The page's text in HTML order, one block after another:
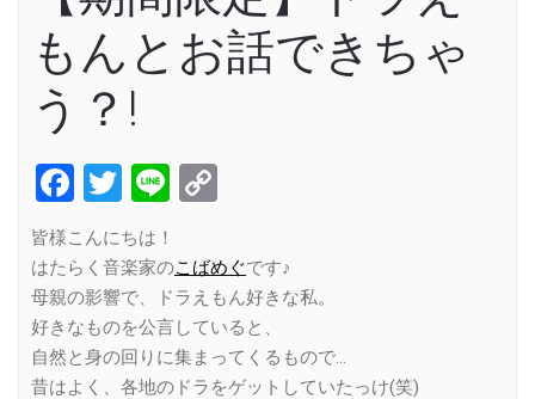
もんとお話できちゃ
う？!
Facebook
Twitter
Line
皆様こんにちは！
はたらく音楽家のこばめぐです♪
母親の影響で、ドラえもん好きな私。
好きなものを公言していると、
自然と身の回りに集まってくるもので…
昔はよく、各地のドラをゲットしていたっけ(笑)